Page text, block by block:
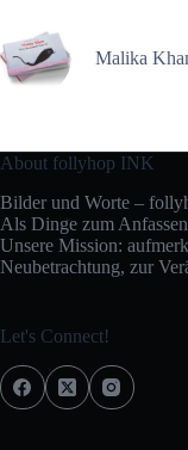
Malika
About follyhop INK
Bilder und Worte –
Als Dinge zum
Unsere Mission:
Neubetrachtung, zur
Let's Connect!